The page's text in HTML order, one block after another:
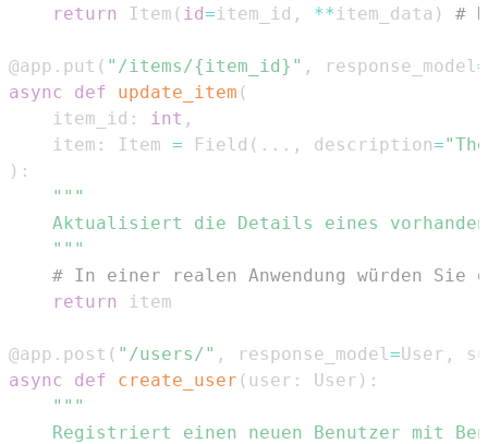
return Item ( id=item_id , **item_data ) #
@app . put ( "/items/{item_id}" , response_model=
async
def update_item (
    item_id
: int ,
    item
: Item = Field ( . . . , description=
) :
    """
# In einer realen Anwendung würden
return
@app . post ( "/users/" , response_model=User ,
async
def create_user ( user : User ) :